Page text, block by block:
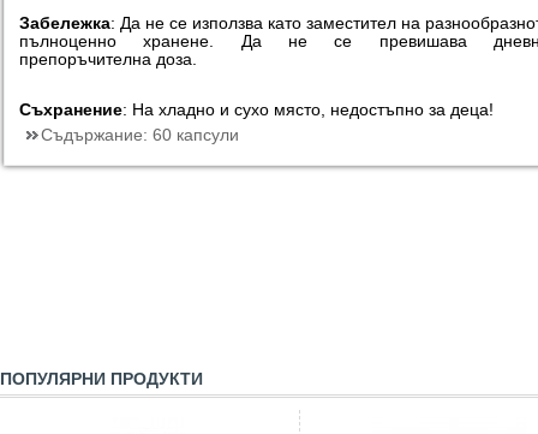
Забележка: Да не се използва като заместител на
пълноценно хранене. Да не се превишава
препоръчителна доза.
Съхранение: На хладно и сухо място, недостъпно за деца!
Съдържание: 60 капсули
ПОПУЛЯРНИ ПРОДУКТИ